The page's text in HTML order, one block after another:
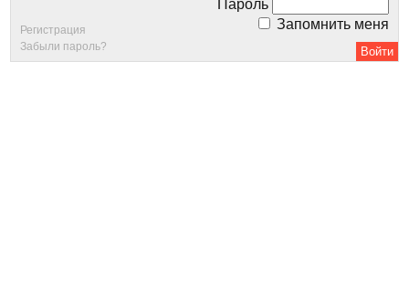
Пароль
Запомнить меня
Регистрация
Забыли пароль?